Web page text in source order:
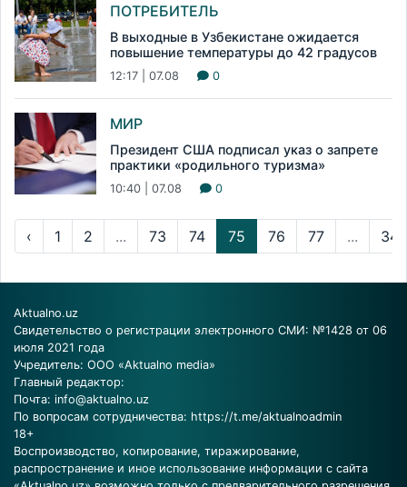
ПОТРЕБИТЕЛЬ
В выходные в Узбекистане ожидается
повышение температуры до 42 градусов
12:17 | 07.08 0
МИР
Президент США подписал указ о запрете
практики «родильного туризма»
10:40 | 07.08 0
‹ 1 2 ... 73 74 75 76 77 ... 346
Aktualno.uz
Свидетельство о регистрации электронного СМИ: №1428 от 06
июля 2021 года
Учредитель: ООО «Aktualno media»
Главный редактор:
Почта: info@aktualno.uz
По вопросам сотрудничества: https://t.me/aktualnoadmin
18+
Воспроизводство, копирование, тиражирование,
распространение и иное использование информации с сайта